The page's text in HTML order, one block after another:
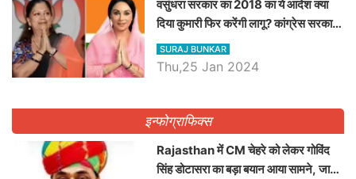
वसुंधरा सरकार का 2018 का ये आदेश क्या
दिया कुमारी फिर करेंगी लागू? कांग्रेस सरकार
ने किया था निरस्त
SURAJ BUNKAR
Thu,25 Jan 2024
इन्फोग्राफिक्स
Rajasthan में CM चेहरे को लेकर गोविंद
सिंह डोटासरा का बड़ा बयान आया सामने, जानें